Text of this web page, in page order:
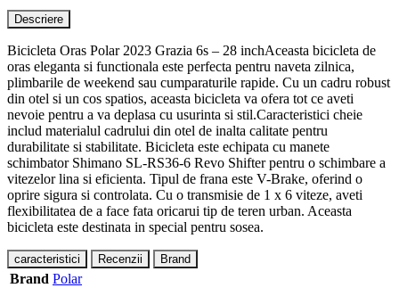
Descriere
Bicicleta Oras Polar 2023 Grazia 6s – 28 inchAceasta bicicleta de
oras eleganta si functionala este perfecta pentru naveta zilnica,
plimbarile de weekend sau cumparaturile rapide. Cu un cadru robust
din otel si un cos spatios, aceasta bicicleta va ofera tot ce aveti
nevoie pentru a va deplasa cu usurinta si stil.Caracteristici cheie
includ materialul cadrului din otel de inalta calitate pentru
durabilitate si stabilitate. Bicicleta este echipata cu manete
schimbator Shimano SL-RS36-6 Revo Shifter pentru o schimbare a
vitezelor lina si eficienta. Tipul de frana este V-Brake, oferind o
oprire sigura si controlata. Cu o transmisie de 1 x 6 viteze, aveti
flexibilitatea de a face fata oricarui tip de teren urban. Aceasta
bicicleta este destinata in special pentru sosea.
caracteristici Recenzii Brand
Brand Polar